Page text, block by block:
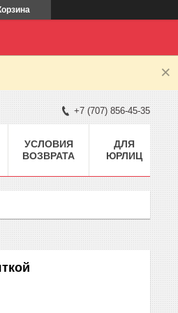
+7 (707) 856-45-35
УСЛОВИЯ
ВОЗВРАТА
ДЛЯ
ЮРЛИЦ